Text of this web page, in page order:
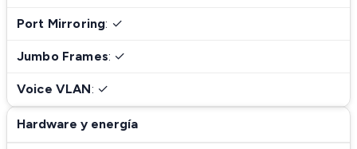
Port Mirroring: ✓
Jumbo Frames: ✓
Voice VLAN: ✓
Hardware y energía